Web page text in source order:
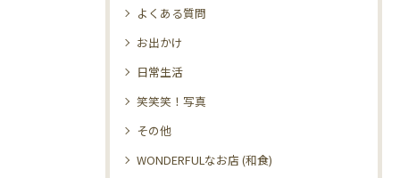
よくある質問
お出かけ
日常生活
笑笑笑！写真
その他
WONDERFULなお店 (和食)